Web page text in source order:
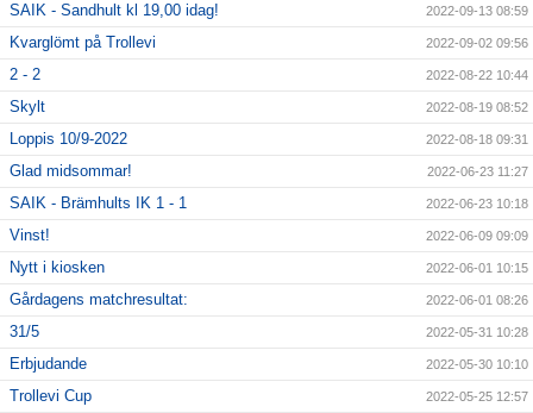
SAIK - Sandhult kl 19,00 idag! 2022-09-13 08:59
Kvarglömt på Trollevi 2022-09-02 09:56
2 - 2 2022-08-22 10:44
Skylt 2022-08-19 08:52
Loppis 10/9-2022 2022-08-18 09:31
Glad midsommar! 2022-06-23 11:27
SAIK - Brämhults IK 1 - 1 2022-06-23 10:18
Vinst! 2022-06-09 09:09
Nytt i kiosken 2022-06-01 10:15
Gårdagens matchresultat: 2022-06-01 08:26
31/5 2022-05-31 10:28
Erbjudande 2022-05-30 10:10
Trollevi Cup 2022-05-25 12:57